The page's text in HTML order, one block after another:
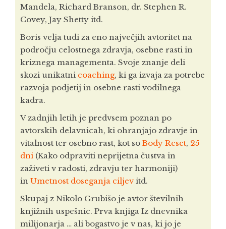
Mandela, Richard Branson, dr. Stephen R.
Covey, Jay Shetty itd.
Boris velja tudi za eno največjih avtoritet na
področju celostnega zdravja, osebne rasti in
kriznega managementa. Svoje znanje deli
skozi unikatni coaching, ki ga izvaja za potrebe
razvoja podjetij in osebne rasti vodilnega
kadra.
V zadnjih letih je predvsem poznan po
avtorskih delavnicah, ki ohranjajo zdravje in
vitalnost ter osebno rast, kot so Body Reset, 25
dni (Kako odpraviti neprijetna čustva in
zaživeti v radosti, zdravju ter harmoniji)
in Umetnost doseganja ciljev itd.
Skupaj z Nikolo Grubišo je avtor številnih
knjižnih uspešnic. Prva knjiga Iz dnevnika
milijonarja … ali bogastvo je v nas, ki jo je